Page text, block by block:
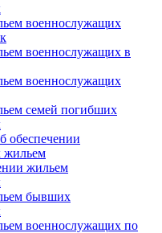
военнослужащих
военнослужащих в
военнослужащих
семей погибших
жильем
жильем
бывших
военнослужащих по